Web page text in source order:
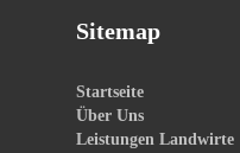
Sitemap
Startseite
Über Uns
Leistungen Landwirte